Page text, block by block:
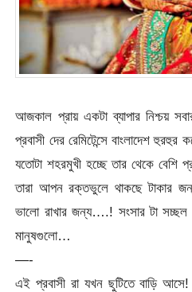
আজকাল প্রায় একটা ব্যাপার নিশ্চয়
প্রবাসী দের রেমিটেন্সে বাংলাদেশ
যতোটা শহরমুখী হচ্ছে তার থেকে বেশি
তারা আপন রক্তভুলে থাকছে টাকার
ভালো রাখার জন্য….! সংসার টা
মানুষগুলো…
—-
এই প্রবাসী রা যখন ছুটিতে বাড়ি